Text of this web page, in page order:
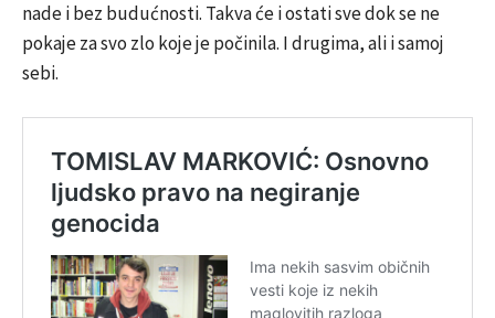
nade i bez budućnosti. Takva će i ostati sve dok se ne
pokaje za svo zlo koje je počinila. I drugima, ali i samoj
sebi.